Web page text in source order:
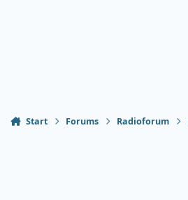
Start Forums Radioforum